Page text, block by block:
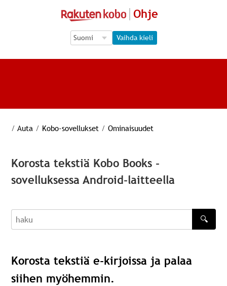
Ohje
Language Selection
Language Selection
Vaihda kieli
/ Auta / Kobo-sovellukset / Ominaisuudet
Korosta tekstiä Kobo Books -
sovelluksessa Android-laitteella
haku
🔍
Korosta tekstiä e-kirjoissa ja palaa
siihen myöhemmin.